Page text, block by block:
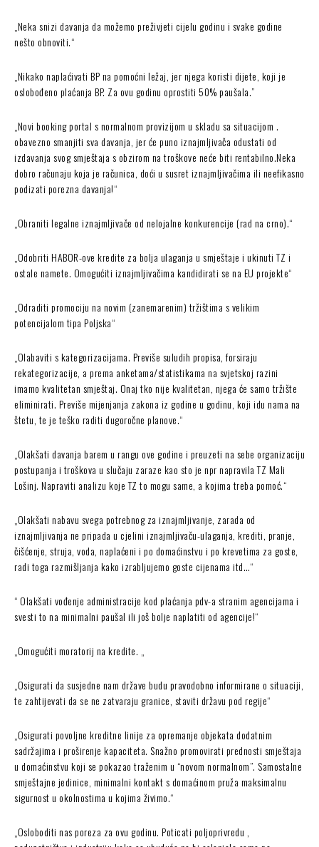
„Neka snizi davanja da možemo preživjeti cijelu godinu i svake godine
nešto obnoviti.“
„Nikako naplaćivati BP na pomoćni ležaj, jer njega koristi dijete, koji je
oslobođeno plaćanja BP. Za ovu godinu oprostiti 50% paušala.”
„Novi booking portal s normalnom provizijom u skladu sa situacijom .
obavezno smanjiti sva davanja, jer će puno iznajmljivača odustati od
izdavanja svog smještaja s obzirom na troškove neće biti rentabilno.Neka
dobro računaju koja je računica, doći u susret iznajmljivačima ili neefikasno
podizati porezna davanja!“
„Obraniti legalne iznajmljivače od nelojalne konkurencije (rad na crno).“
„Odobriti HABOR-ove kredite za bolja ulaganja u smještaje i ukinuti TZ i
ostale namete. Omogućiti iznajmljivačima kandidirati se na EU projekte“
„Odraditi promociju na novim (zanemarenim) tržištima s velikim
potencijalom tipa Poljska“
„Olabaviti s kategorizacijama. Previše suludih propisa, forsiraju
rekategorizacije, a prema anketama/statistikama na svjetskoj razini
imamo kvalitetan smještaj. Onaj tko nije kvalitetan, njega će samo tržište
eliminirati. Previše mijenjanja zakona iz godine u godinu, koji idu nama na
štetu, te je teško raditi dugoročne planove.“
„Olakšati davanja barem u rangu ove godine i preuzeti na sebe organizaciju
postupanja i troškova u slučaju zaraze kao sto je npr napravila TZ Mali
Lošinj. Napraviti analizu koje TZ to mogu same, a kojima treba pomoć.“
„Olakšati nabavu svega potrebnog za iznajmljivanje, zarada od
iznajmljivanja ne pripada u cjelini iznajmljivaču-ulaganja, krediti, pranje,
čišćenje, struja, voda, naplaćeni i po domaćinstvu i po krevetima za goste,
radi toga razmišljanja kako izrabljujemo goste cijenama itd…“
“ Olakšati vođenje administracije kod plaćanja pdv-a stranim agencijama i
svesti to na minimalni paušal ili još bolje naplatiti od agencije!“
„Omogućiti moratorij na kredite. „
„Osigurati da susjedne nam države budu pravodobno informirane o situaciji,
te zahtijevati da se ne zatvaraju granice, staviti državu pod regije“
„Osigurati povoljne kreditne linije za opremanje objekata dodatnim
sadržajima i proširenje kapaciteta. Snažno promovirati prednosti smještaja
u domaćinstvu koji se pokazao traženim u “novom normalnom”. Samostalne
smještajne jedinice, minimalni kontakt s domaćinom pruža maksimalnu
sigurnost u okolnostima u kojima živimo.“
„Osloboditi nas poreza za ovu godinu. Poticati poljoprivredu ,